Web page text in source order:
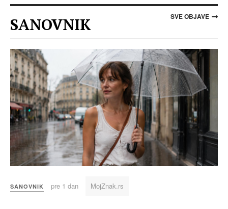
SANOVNIK SVE OBJAVE
SANOVNIK pre 1 dan MojZnak.rs